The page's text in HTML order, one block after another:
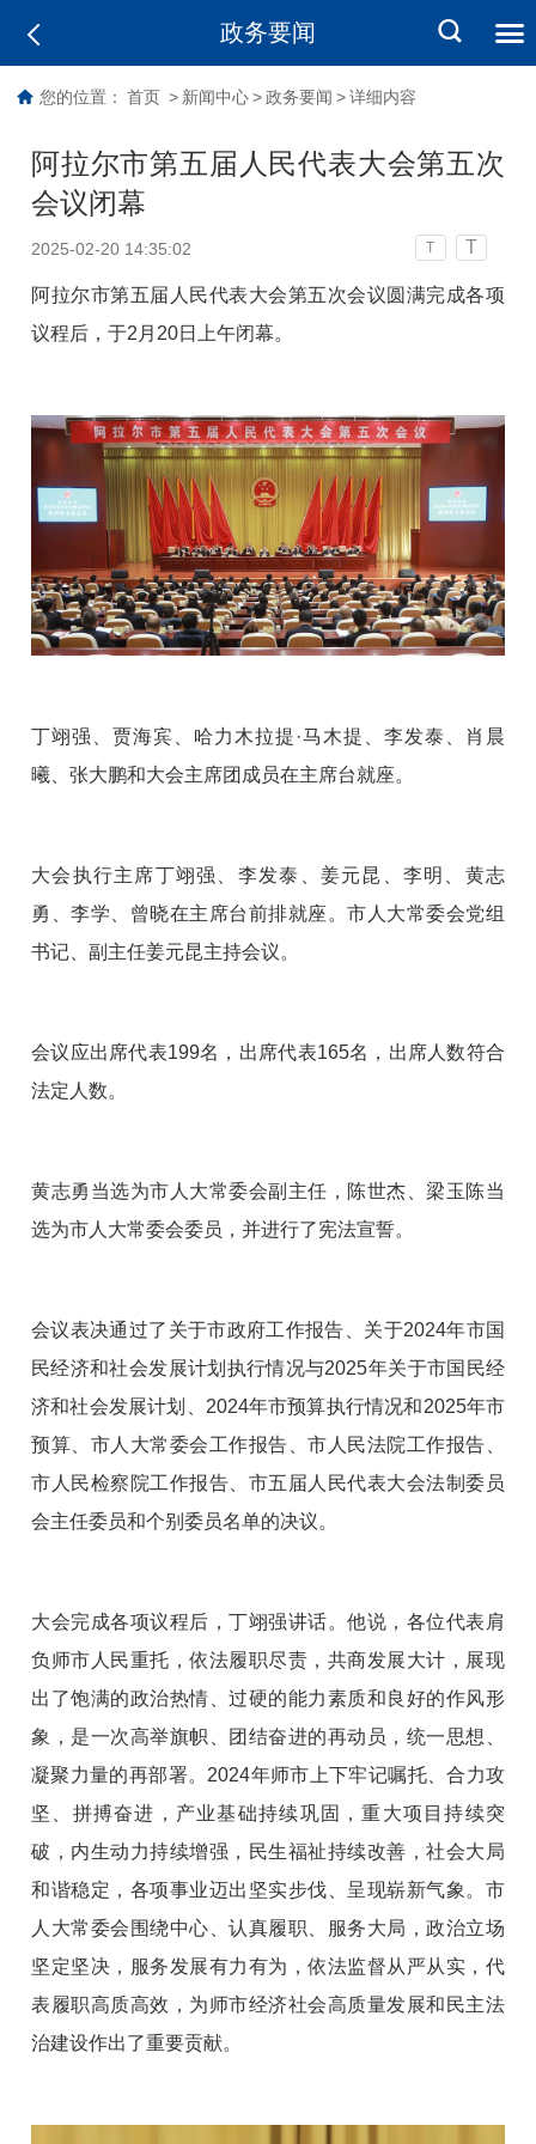
政务要闻
您的位置： 首页 > 新闻中心 > 政务要闻 > 详细内容
阿拉尔市第五届人民代表大会第五次
会议闭幕
2025-02-20 14:35:02 T T
阿拉尔市第五届人民代表大会第五次会议圆满完成各项
议程后，于2月20日上午闭幕。
丁翊强、贾海宾、哈力木拉提·马木提、李发泰、肖晨
曦、张大鹏和大会主席团成员在主席台就座。
大会执行主席丁翊强、李发泰、姜元昆、李明、黄志
勇、李学、曾晓在主席台前排就座。市人大常委会党组
书记、副主任姜元昆主持会议。
会议应出席代表199名，出席代表165名，出席人数符合
法定人数。
黄志勇当选为市人大常委会副主任，陈世杰、梁玉陈当
选为市人大常委会委员，并进行了宪法宣誓。
会议表决通过了关于市政府工作报告、关于2024年市国
民经济和社会发展计划执行情况与2025年关于市国民经
济和社会发展计划、2024年市预算执行情况和2025年市
预算、市人大常委会工作报告、市人民法院工作报告、
市人民检察院工作报告、市五届人民代表大会法制委员
会主任委员和个别委员名单的决议。
大会完成各项议程后，丁翊强讲话。他说，各位代表肩
负师市人民重托，依法履职尽责，共商发展大计，展现
出了饱满的政治热情、过硬的能力素质和良好的作风形
象，是一次高举旗帜、团结奋进的再动员，统一思想、
凝聚力量的再部署。2024年师市上下牢记嘱托、合力攻
坚、拼搏奋进，产业基础持续巩固，重大项目持续突
破，内生动力持续增强，民生福祉持续改善，社会大局
和谐稳定，各项事业迈出坚实步伐、呈现崭新气象。市
人大常委会围绕中心、认真履职、服务大局，政治立场
坚定坚决，服务发展有力有为，依法监督从严从实，代
表履职高质高效，为师市经济社会高质量发展和民主法
治建设作出了重要贡献。